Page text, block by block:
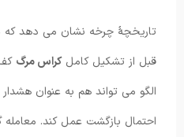
تاریخچهٔ چرخه نشان می دهد که در
قبل از تشکیل کاملکراس مرگ
الگو می تواند هم به عنوان هشدار
احتمال بازگشت عمل کند. معامله